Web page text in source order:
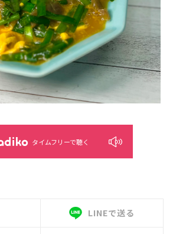
タイムフリーで聴く
LINEで送る